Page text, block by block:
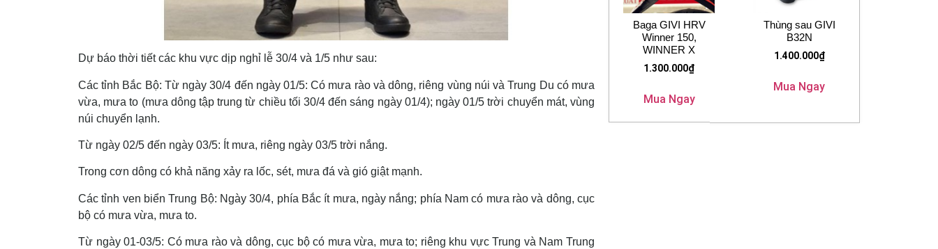
Dự báo thời tiết các khu vực dịp nghỉ lễ 30/4 và 1/5 như sau:
Các tỉnh Bắc Bộ: Từ ngày 30/4 đến ngày 01/5: Có mưa rào và dông, riêng vùng núi và Trung Du có mưa
vừa, mưa to (mưa dông tập trung từ chiều tối 30/4 đến sáng ngày 01/4); ngày 01/5 trời chuyển mát, vùng
núi chuyển lạnh.
Từ ngày 02/5 đến ngày 03/5: Ít mưa, riêng ngày 03/5 trời nắng.
Trong cơn dông có khả năng xảy ra lốc, sét, mưa đá và gió giật mạnh.
Các tỉnh ven biển Trung Bộ: Ngày 30/4, phía Bắc ít mưa, ngày nắng; phía Nam có mưa rào và dông, cục
bộ có mưa vừa, mưa to.
Từ ngày 01-03/5: Có mưa rào và dông, cục bộ có mưa vừa, mưa to; riêng khu vực Trung và Nam Trung
Baga GIVI HRV
Winner 150,
WINNER X
1.300.000₫
Mua Ngay
Thùng sau GIVI
B32N
1.400.000₫
Mua Ngay